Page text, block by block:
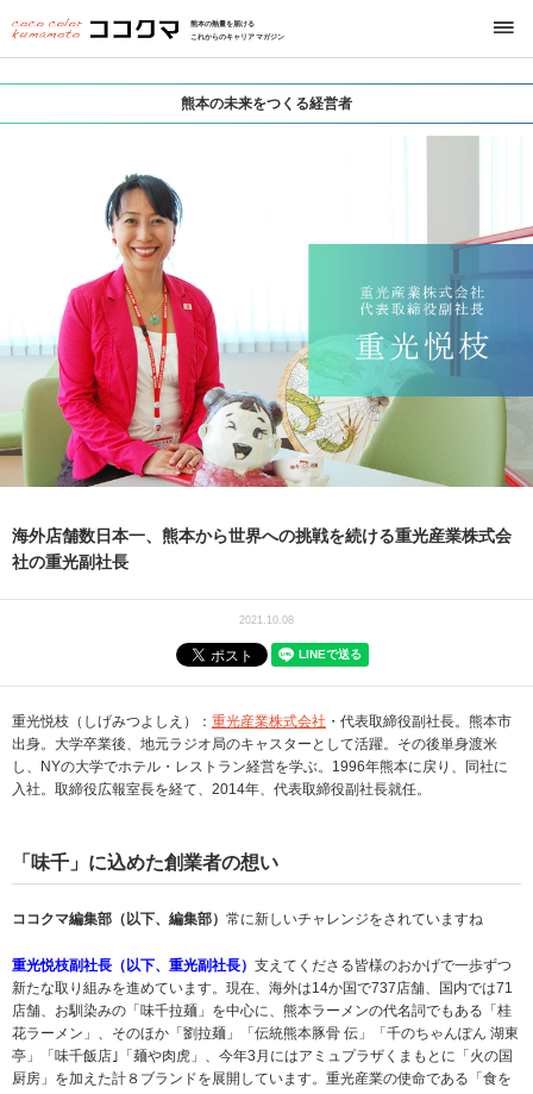
熊本の熱量を届ける
これからのキャリアマガジン
熊本の未来をつくる経営者
海外店舗数日本一、熊本から世界への挑戦を続ける重光産業株式会
社の重光副社長
2021.10.08
重光悦枝（しげみつよしえ）： 重光産業株式会社 ・代表取締役副社長。熊本市
出身。大学卒業後、地元ラジオ局のキャスターとして活躍。その後単身渡米
し、NYの大学でホテル・レストラン経営を学ぶ。1996年熊本に戻り、同社に
入社。取締役広報室長を経て、2014年、代表取締役副社長就任。
「味千」に込めた創業者の想い
ココクマ編集部（以下、編集部） 常に新しいチャレンジをされていますね
重光悦枝副社長（以下、重光副社長） 支えてくださる皆様のおかげで一歩ずつ
新たな取り組みを進めています。現在、海外は14か国で737店舗、国内では71
店舗、お馴染みの「味千拉麺」を中心に、熊本ラーメンの代名詞でもある「桂
花ラーメン」、そのほか「劉拉麺」「伝統熊本豚骨 伝」「千のちゃんぽん 湖東
亭」「味千飯店｣「麺や肉虎」、今年3月にはアミュプラザくまもとに「火の国
厨房」を加えた計８ブランドを展開しています。重光産業の使命である「食を